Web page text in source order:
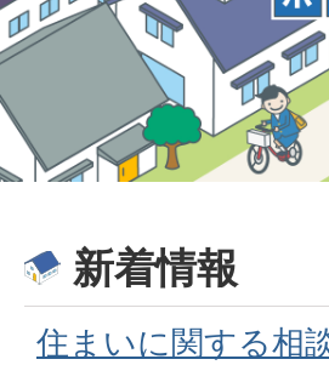
新着情報
住まいに関する相